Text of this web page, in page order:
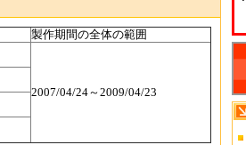
製作期間の全体の範囲
2007/04/24～2009/04/23